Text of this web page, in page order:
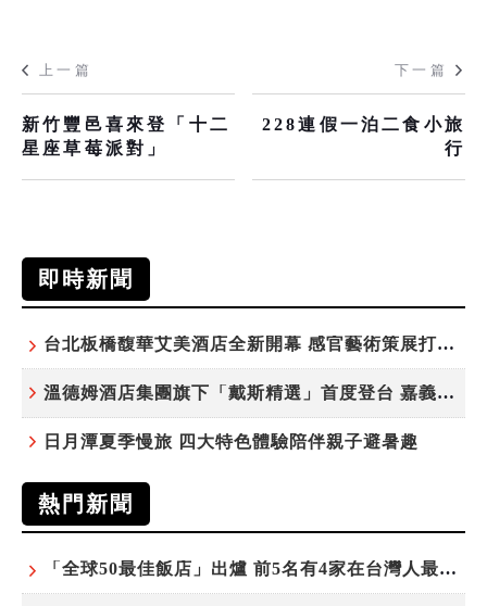
上一篇
新竹豐邑喜來登「十二
星座草莓派對」
下一篇
228連假一泊二食小旅
行
即時新聞
台北板橋馥華艾美酒店全新開幕 感官藝術策展打造旅居新風格
溫德姆酒店集團旗下「戴斯精選」首度登台 嘉義首店揭新幕
日月潭夏季慢旅 四大特色體驗陪伴親子避暑趣
熱門新聞
「全球50最佳飯店」出爐 前5名有4家在台灣人最常去的城市！